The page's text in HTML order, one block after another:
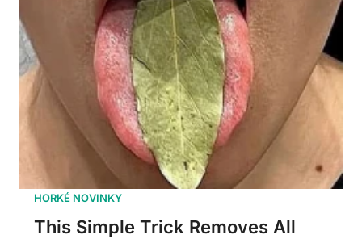
This Simple Trick Removes All